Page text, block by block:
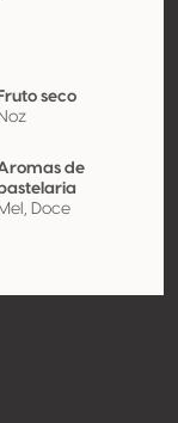
Fruto seco
de
Doce